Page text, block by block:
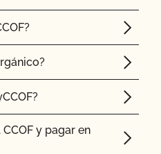
y pagar en
de emergencia de